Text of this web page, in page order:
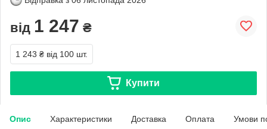
від 1 247 ₴
1 243 ₴ від 100 шт.
Купити
Опис Характеристики Доставка Оплата Умови